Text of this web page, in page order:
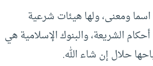
اسما ومعنى، ولها هيئات شرعية
الشريعة، والبنوك الإسلامية هي
حلال إن شاء الله.